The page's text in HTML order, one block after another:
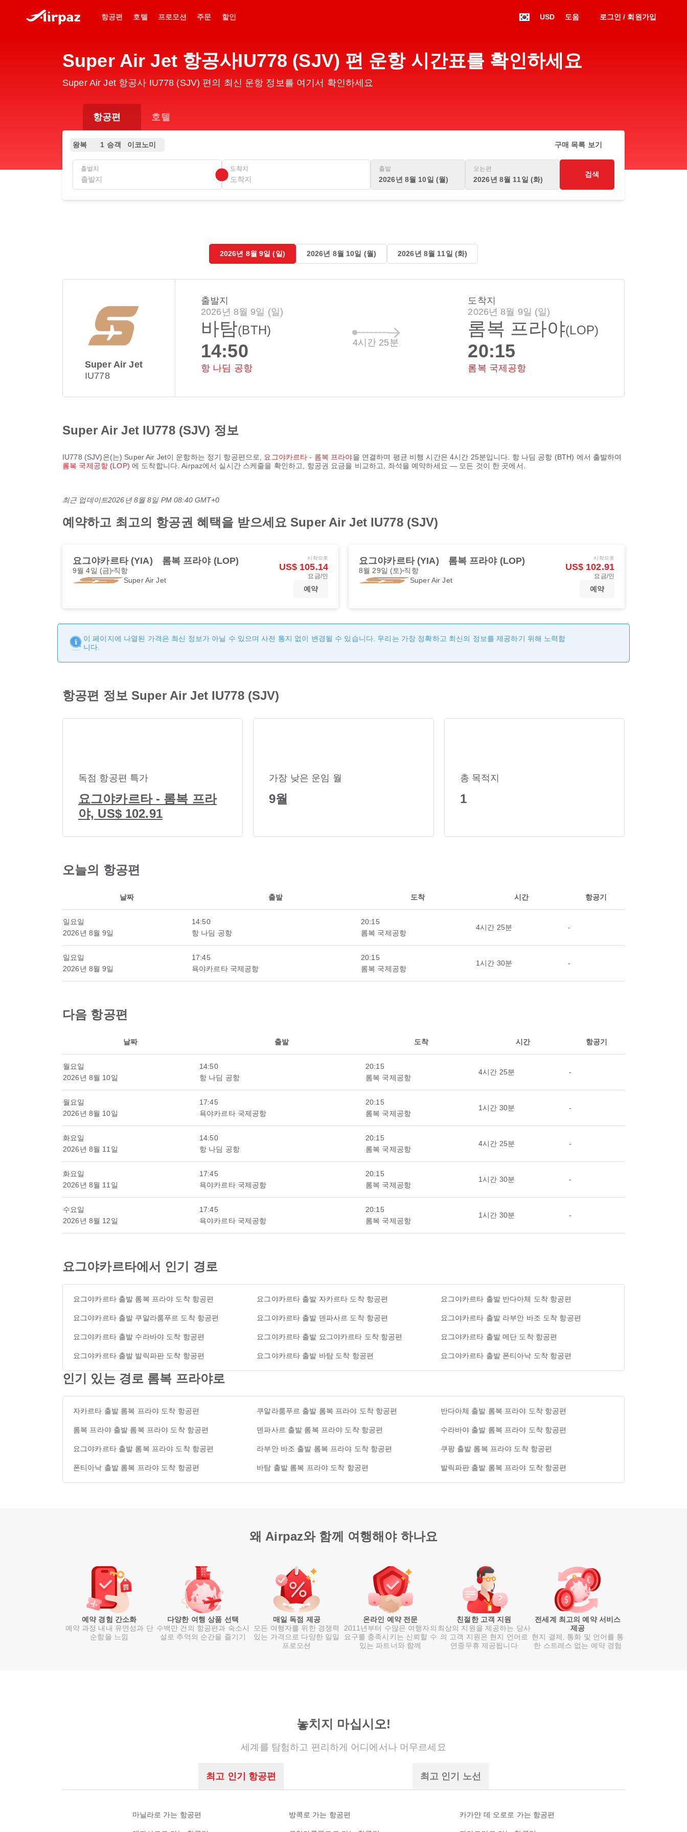
항공편 호텔 프로모션 주문 할인 USD 도움 로그인 / 회원가입
Super Air Jet 항공사IU778 (SJV) 편 운항 시간표를 확인하세요
Super Air Jet 항공사 IU778 (SJV) 편의 최신 운항 정보를 여기서 확인하세요
항공편 호텔
왕복 1 승객 이코노미 구매 목록 보기
출발지 도착지 출발
2026년 8월 10일 (월)
오는편
2026년 8월 11일 (화)
검색
2026년 8월 9일 (일) 2026년 8월 10일 (월) 2026년 8월 11일 (화)
Super Air Jet
IU778
출발지
2026년 8월 9일 (일)
바탐(BTH)
14:50
항 나딤 공항
4시간 25분
도착지
2026년 8월 9일 (일)
롬복 프라야(LOP)
20:15
롬복 국제공항
Super Air Jet IU778 (SJV) 정보
IU778 (SJV)은(는) Super Air Jet이 운항하는 정기 항공편으로, 요그야카르타 - 롬복 프라야을 연결하며 평균 비행 시간은 4시간 25분입니다. 항 나딤 공항 (BTH) 에서 출발하여
롬복 국제공항 (LOP) 에 도착합니다. Airpaz에서 실시간 스케줄을 확인하고, 항공권 요금을 비교하고, 좌석을 예약하세요 — 모든 것이 한 곳에서.
최근 업데이트2026년 8월 8일 PM 08:40 GMT+0
예약하고 최고의 항공권 혜택을 받으세요 Super Air Jet IU778 (SJV)
요그야카르타 (YIA) 롬복 프라야 (LOP)
9월 4일 (금) 직항
Super Air Jet
시작으로
US$ 105.14
요금/인
예약
요그야카르타 (YIA) 롬복 프라야 (LOP)
8월 29일 (토) 직항
Super Air Jet
시작으로
US$ 102.91
요금/인
예약
이 페이지에 나열된 가격은 최신 정보가 아닐 수 있으며 사전 통지 없이 변경될 수 있습니다. 우리는 가장 정확하고 최신의 정보를 제공하기 위해 노력합
니다.
항공편 정보 Super Air Jet IU778 (SJV)
독점 항공편 특가
요그야카르타 - 롬복 프라
야, US$ 102.91
가장 낮은 운임 월
9월
총 목적지
1
오늘의 항공편
날짜 출발 도착 시간 항공기
일요일
2026년 8월 9일
14:50
항 나딤 공항
20:15
롬복 국제공항
4시간 25분 -
일요일
2026년 8월 9일
17:45
욕야카르타 국제공항
20:15
롬복 국제공항
1시간 30분 -
다음 항공편
날짜 출발 도착 시간 항공기
월요일
2026년 8월 10일
14:50
항 나딤 공항
20:15
롬복 국제공항
4시간 25분 -
월요일
2026년 8월 10일
17:45
욕야카르타 국제공항
20:15
롬복 국제공항
1시간 30분 -
화요일
2026년 8월 11일
14:50
항 나딤 공항
20:15
롬복 국제공항
4시간 25분 -
화요일
2026년 8월 11일
17:45
욕야카르타 국제공항
20:15
롬복 국제공항
1시간 30분 -
수요일
2026년 8월 12일
17:45
욕야카르타 국제공항
20:15
롬복 국제공항
1시간 30분 -
요그야카르타에서 인기 경로
요그야카르타 출발 롬복 프라야 도착 항공편 요그야카르타 출발 자카르타 도착 항공편 요그야카르타 출발 반다아체 도착 항공편
요그야카르타 출발 쿠알라룸푸르 도착 항공편 요그야카르타 출발 덴파사르 도착 항공편 요그야카르타 출발 라부안 바조 도착 항공편
요그야카르타 출발 수라바야 도착 항공편 요그야카르타 출발 요그야카르타 도착 항공편 요그야카르타 출발 메단 도착 항공편
요그야카르타 출발 발릭파판 도착 항공편 요그야카르타 출발 바탐 도착 항공편 요그야카르타 출발 폰티아낙 도착 항공편
인기 있는 경로 롬복 프라야로
자카르타 출발 롬복 프라야 도착 항공편 쿠알라룸푸르 출발 롬복 프라야 도착 항공편 반다아체 출발 롬복 프라야 도착 항공편
롬복 프라야 출발 롬복 프라야 도착 항공편 덴파사르 출발 롬복 프라야 도착 항공편 수라바야 출발 롬복 프라야 도착 항공편
요그야카르타 출발 롬복 프라야 도착 항공편 라부안 바조 출발 롬복 프라야 도착 항공편 쿠팡 출발 롬복 프라야 도착 항공편
폰티아낙 출발 롬복 프라야 도착 항공편 바탐 출발 롬복 프라야 도착 항공편 발릭파판 출발 롬복 프라야 도착 항공편
왜 Airpaz와 함께 여행해야 하나요
예약 경험 간소화
예약 과정 내내 유연성과 단
순함을 느낌
다양한 여행 상품 선택
수백만 건의 항공편과 숙소시
설로 추억의 순간을 즐기기
매일 독점 제공
모든 여행자를 위한 경쟁력
있는 가격으로 다양한 일일
프로모션
온라인 예약 전문
2011년부터 수많은 여행자의
요구를 충족시키는 신뢰할 수
있는 파트너와 함께
친절한 고객 지원
최상의 지원을 제공하는 당사
의 고객 지원은 현지 언어로
연중무휴 제공됩니다
전세계 최고의 예약 서비스
제공
현지 결제, 통화 및 언어를 통
한 스트레스 없는 예약 경험
놓치지 마십시오!
세계를 탐험하고 편리하게 어디에서나 머무르세요
최고 인기 항공편 최고 인기 노선
마닐라로 가는 항공편 방콕로 가는 항공편 카가얀 데 오로로 가는 항공편